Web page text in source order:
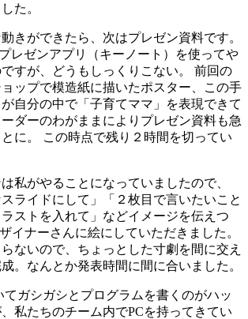
た。
きができたら、次はプレゼン資料です。
レゼンアプリ（キーノート）を使ってや
すが、どうもしっくりこない。 前回の
ップで模造紙に描いたポスター、この手
自分の中で「子育てママ」を表現できて
ダーのわがままによりプレゼン資料も急
に。 この時点で残り２時間を切ってい
私がやることになっていましたので、
スライドにして」「２枚目で言いたいこと
ストを入れて」などイメージを伝えつ
イナーさんに絵にしていただきました。
ないので、ちょっとした寸劇を間に交え
。なんとか発表時間に間に合いました。
てガシガシとプログラムを書くのがハッ
私たちのチーム内でPCを持ってきてい